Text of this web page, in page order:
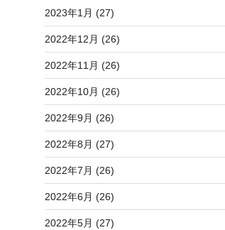
2023年1月 (27)
2022年12月 (26)
2022年11月 (26)
2022年10月 (26)
2022年9月 (26)
2022年8月 (27)
2022年7月 (26)
2022年6月 (26)
2022年5月 (27)